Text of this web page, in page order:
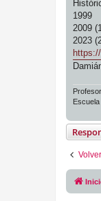
1999
2009
2023